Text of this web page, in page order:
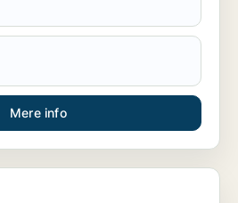
Mere info
klinik til salg i København K,